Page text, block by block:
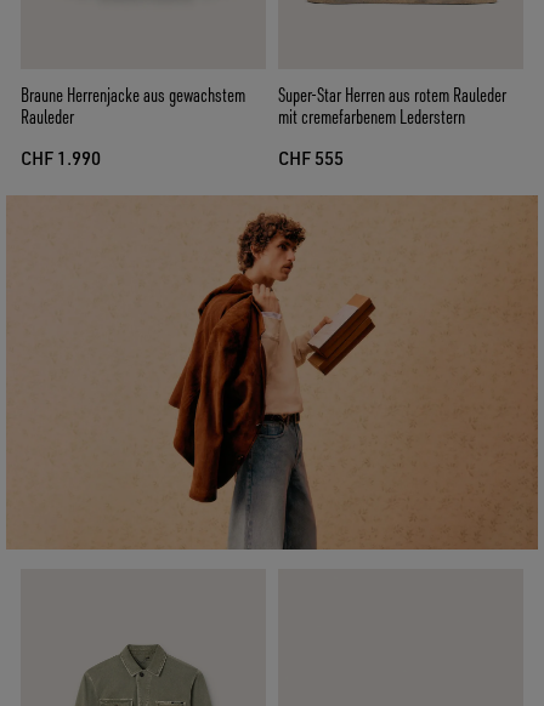
Braune Herrenjacke aus gewachstem
Rauleder
CHF 1.990
Super-Star Herren aus rotem Rauleder
mit cremefarbenem Lederstern
CHF 555